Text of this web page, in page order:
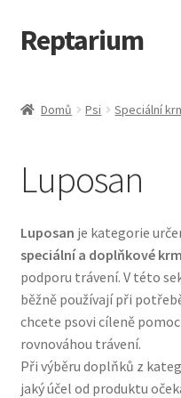
Přeskočit
na
Přejít
k
webu
Reptarium
Malá zvířata — Klece,
Můj účet
Obchod
Pokladna
Vše pro kočky
Domů Psi Speciální
Luposan
Luposan je kategorie
speciální a doplňkové
podporu trávení. V této
běžně používají při
chcete psovi cíleně
rovnováhou trávení.
Při výběru doplňků z
jaký účel od produktu